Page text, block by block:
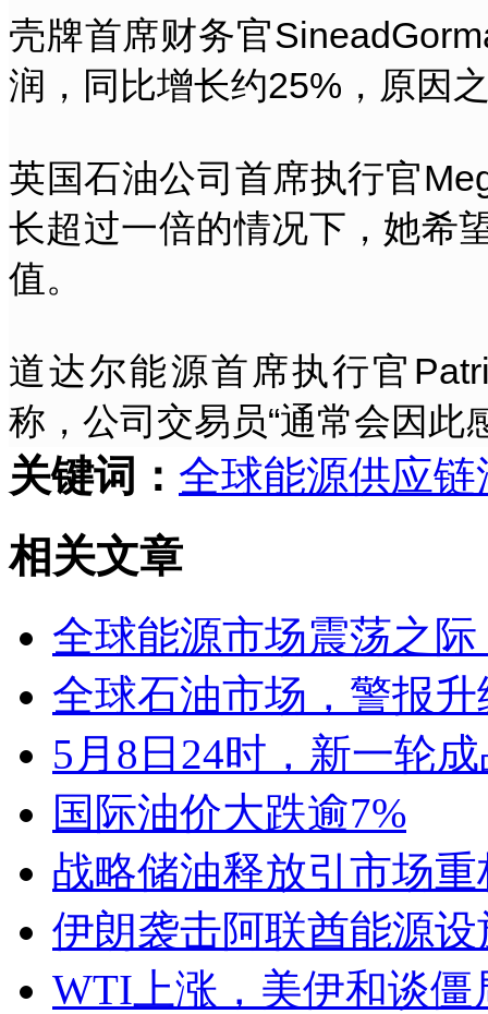
壳牌首席财务官
润，同比增长约25%，原因
英国石油公司首席执行官
长超过一倍的情况下，她希
值。
道达尔能源首席执行官
称，公司交易员“通常会因此
关键词： 全球能源供应链
相关文章
全球能源市场震荡之
全球石油市场，警报升
5月8日24时，新一轮
国际油价大跌逾7%
战略储油释放引市场
伊朗袭击阿联酋能源
WTI上涨，美伊和谈